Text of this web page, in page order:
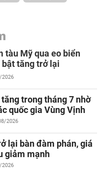
tàu Mỹ qua eo biển
tăng trở lại
2026
tăng trong tháng 7 nhờ
quốc gia Vùng Vịnh
2026
lại bàn đàm phán, giá
giảm mạnh
2026